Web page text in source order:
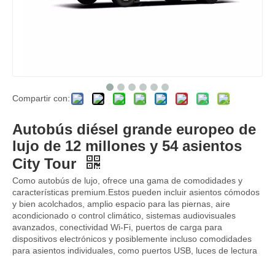
Compartir con:
Autobús diésel grande europeo de
lujo de 12 millones y 54 asientos
City Tour
Como autobús de lujo, ofrece una gama de comodidades y
características premium.Estos pueden incluir asientos cómodos
y bien acolchados, amplio espacio para las piernas, aire
acondicionado o control climático, sistemas audiovisuales
avanzados, conectividad Wi-Fi, puertos de carga para
dispositivos electrónicos y posiblemente incluso comodidades
para asientos individuales, como puertos USB, luces de lectura